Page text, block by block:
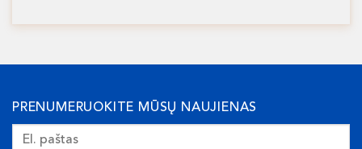
PRENUMERUOKITE MŪSŲ NAUJIENAS